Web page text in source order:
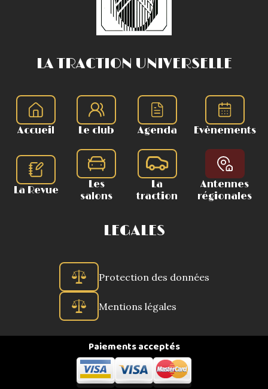
LA TRACTION UNIVERSELLE
Accueil Le club Agenda Evènements
La Revue
Les
salons
La
traction
Antennes
régionales
LEGALES
Protection des données
Mentions légales
Paiements acceptés